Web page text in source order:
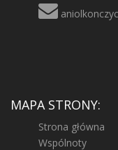
MAPA STRONY:
Strona główna
Wspólnoty